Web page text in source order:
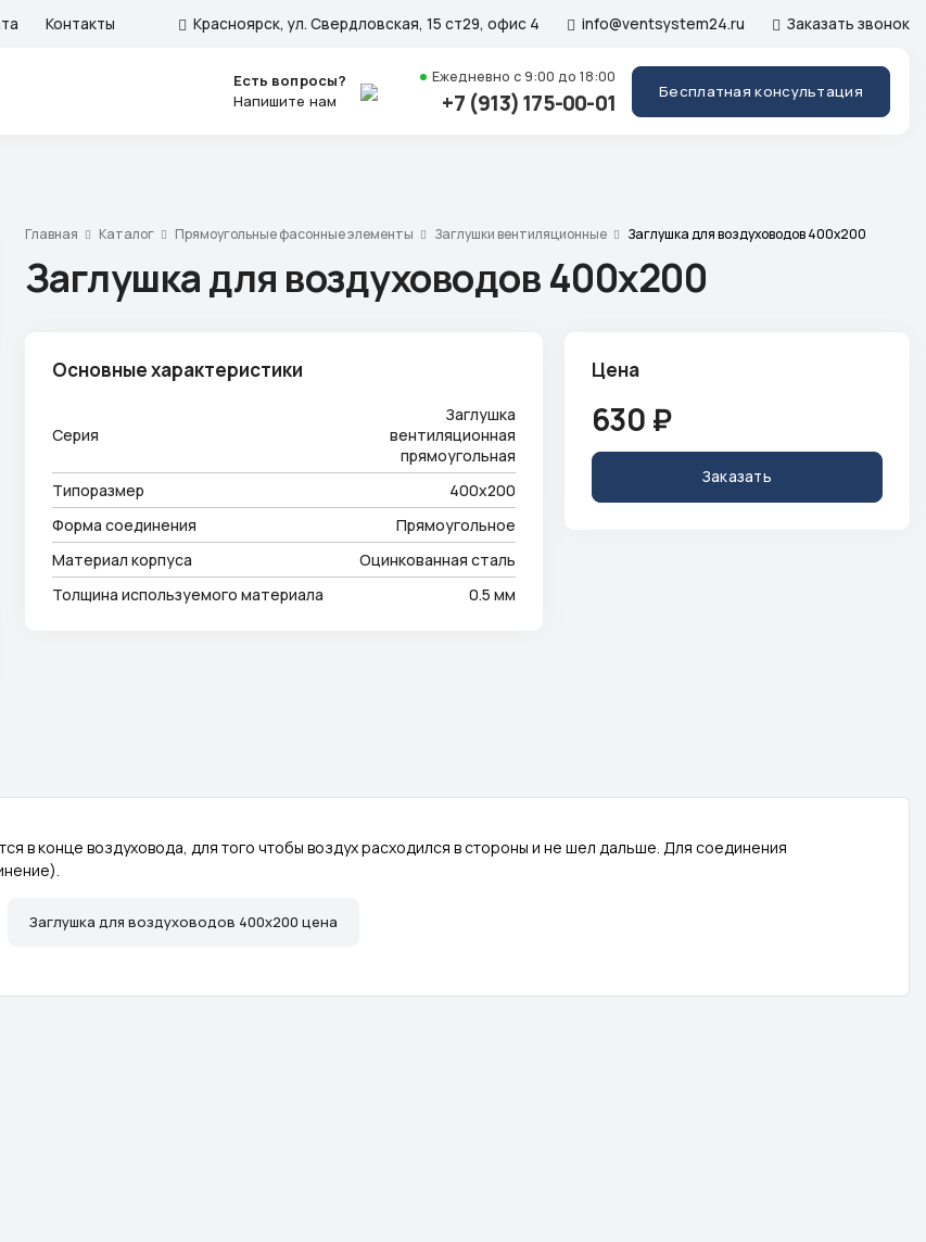
Контакты Красноярск, ул. Свердловская, 15 ст29, офис 4 info@ventsystem24.ru Заказать звонок
Бесплатная консультация
Ежедневно с 9:00 до 18:00
+7 (913) 175-00-01
Есть вопросы?
Напишите нам
Главная Каталог Прямоугольные фасонные элементы Заглушки вентиляционные Заглушка для воздуховодов 400x200
Заглушка для воздуховодов 400x200
Основные характеристики
Серия
Заглушка
вентиляционная
прямоугольная
Типоразмер
400x200
Форма соединения
Прямоугольное
Материал корпуса
Оцинкованная сталь
Толщина используемого материала
0.5 мм
Цена
630 ₽
Заказать
в конце воздуховода, для того чтобы воздух расходился в стороны и не шел дальше. Для соединения
Заглушка для воздуховодов 400x200 цена